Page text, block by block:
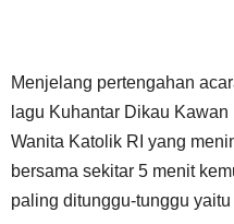
Menjelang pertengahan
lagu Kuhantar Dikau
Wanita Katolik RI yang
bersama sekitar 5 menit
paling ditunggu-tunggu